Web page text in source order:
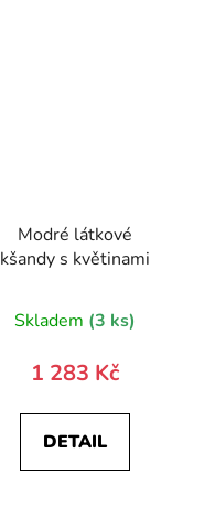
Modré látkové
kšandy s květinami
Skladem (3 ks)
1 283 Kč
DETAIL